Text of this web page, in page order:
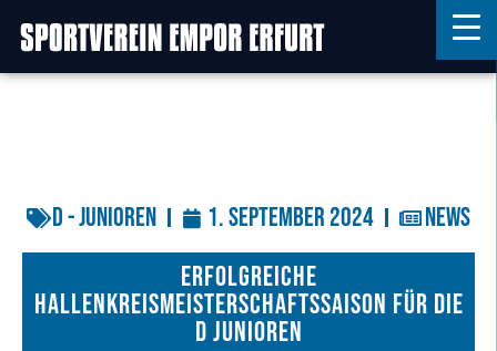
News
D - Junioren 1. September 2024 News
Erfolgreiche
Hallenkreismeisterschaftssaison für die
D Junioren